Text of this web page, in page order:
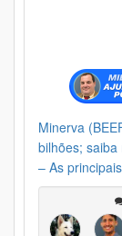
Minerva
bilhões;
– As